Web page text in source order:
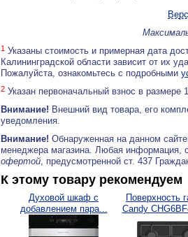
1 Указаны стоимость и примерная дата
Калининградской области зависит от их
Пожалуйста, ознакомьтесь с подробными
2 Указан первоначальный взнос в
Внимание! Внешний вид товара, его
уведомления.
Внимание! Обнаруженная на данном
менеджера магазина. Любая информация,
офертой, предусмотренной ст. 437
К этому товару рекомендуем
Духовой шкаф с
добавлением пара...
Поверхность
Candy